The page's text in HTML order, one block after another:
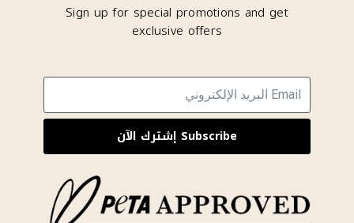
Sign up for special promotions and get
exclusive offers
Subscribe إشترك الآن